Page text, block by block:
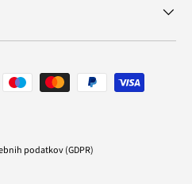
podatkov (GDPR)